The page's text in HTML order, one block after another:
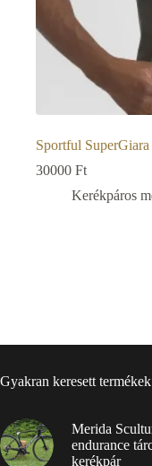
Sportful
30000 Ft
Kerékpáros
Gyakran keresett termékek
Merida
endurance
kerékpár